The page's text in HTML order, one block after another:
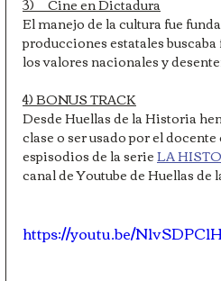
El manejo de la cultura fue
producciones estatales
los valores nacionales y
4) BONUS TRACK
Desde Huellas de la Historia
clase o ser usado por el
espisodios de la serie LA
canal de Youtube de Huellas de
https://youtu.be/